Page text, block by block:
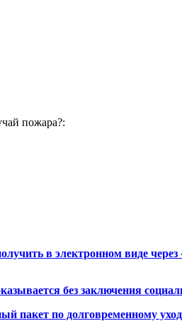
пожара?:
в электронном виде
без заключения
пакет по долговременному